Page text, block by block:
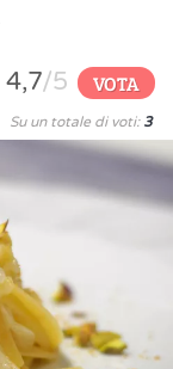
4,7/5 VOTA
Su un totale di voti: 3